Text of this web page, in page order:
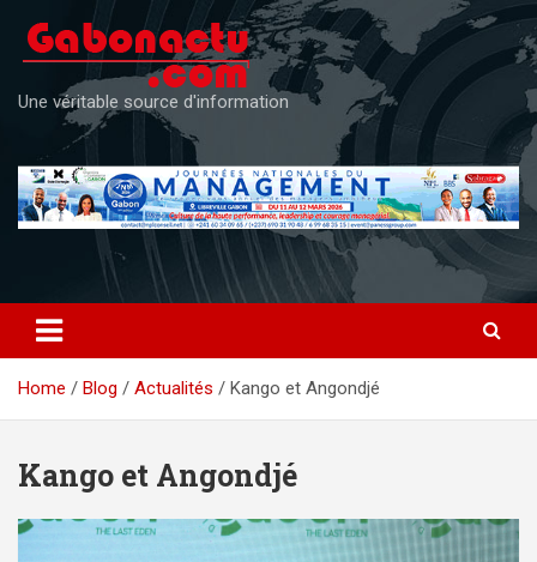
content
Une véritable source d'information
Home Blog Actualités Kango et Angondjé
Kango et Angondjé